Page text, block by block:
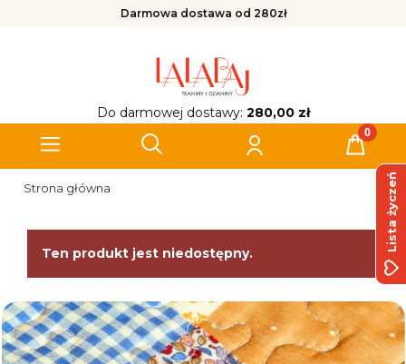
Darmowa dostawa od 280zł
Do darmowej dostawy: 280,00 zł
Strona główna
Ten produkt jest niedostępny.
Lista życzeń